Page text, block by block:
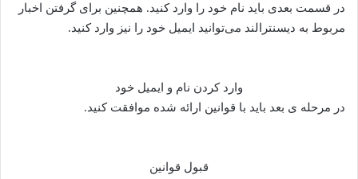
در قسمت بعدی باید نام خود را وارد کنید. همچنین برای گرفتن اخبار
مربوط به دیسنترالند می‌توانید ایمیل خود را نیز وارد کنید.
وارد کردن نام و ایمیل خود
در مرحله ی بعد باید با قوانین ارائه شده موافقت کنید.
قبول قوانین